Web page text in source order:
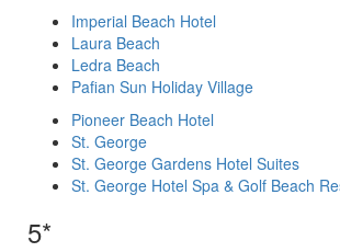
Imperial Beach Hotel
Laura Beach
Ledra Beach
Pafian Sun Holiday Village
Pioneer Beach Hotel
St. George
St. George Gardens Hotel Suites
St. George Hotel Spa & Golf Beach
5*